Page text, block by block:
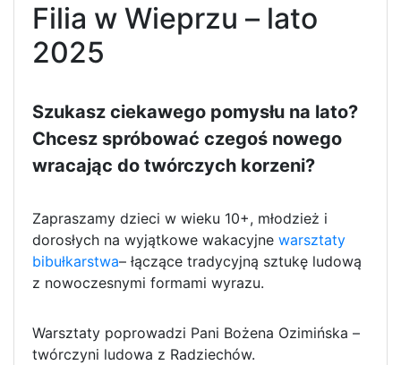
Filia w Wieprzu – lato
2025
Szukasz ciekawego pomysłu na lato?
Chcesz spróbować czegoś nowego
wracając do twórczych korzeni?
Zapraszamy dzieci w wieku 10+, młodzież i
dorosłych na wyjątkowe wakacyjne warsztaty
bibułkarstwa– łączące tradycyjną sztukę ludową
z nowoczesnymi formami wyrazu.
Warsztaty poprowadzi Pani Bożena Ozimińska –
twórczyni ludowa z Radziechów.